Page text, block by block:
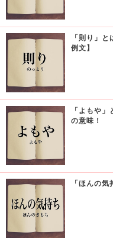
「則り」
例文】
「よもや
の意味！
「ほんの